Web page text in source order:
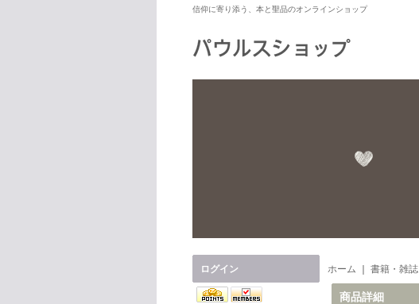
信仰に寄り添う、本と聖品のオンラインショップ
ログイン ホーム 書籍・雑誌
商品詳細